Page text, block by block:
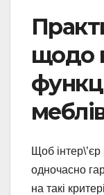
щодо
Щоб
одночасно
на такі